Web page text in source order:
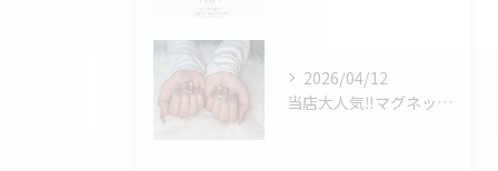
2026/04/12
当店大人気‼️マグネットフレンチ✨